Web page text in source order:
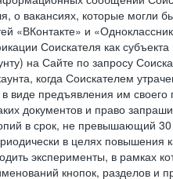
о вакансиях, которые
«ВКонтакте» и
Соискателя как
на Сайте по запросу
когда Соискателем
виде предъявления им
документов и право
в срок, не превышающий
в целях повышения
эксперименты, в рамках
кнопок, разделов и